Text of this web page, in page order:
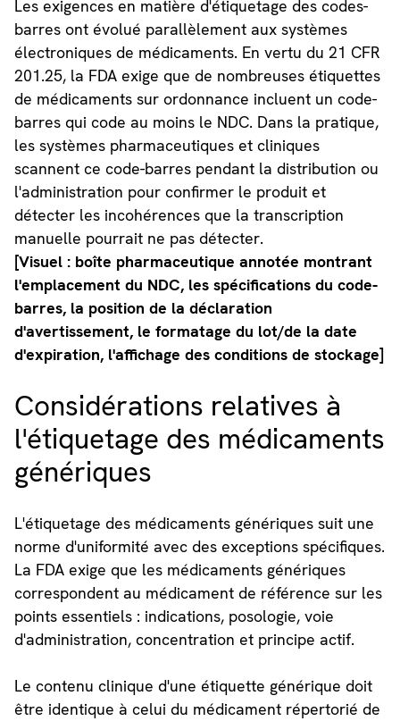
Les exigences en matière d'étiquetage des codes-
barres ont évolué parallèlement aux systèmes
électroniques de médicaments. En vertu du 21 CFR
201.25, la FDA exige que de nombreuses étiquettes
de médicaments sur ordonnance incluent un code-
barres qui code au moins le NDC. Dans la pratique,
les systèmes pharmaceutiques et cliniques
scannent ce code-barres pendant la distribution ou
l'administration pour confirmer le produit et
détecter les incohérences que la transcription
manuelle pourrait ne pas détecter.
[Visuel : boîte pharmaceutique annotée montrant
l'emplacement du NDC, les spécifications du code-
barres, la position de la déclaration
d'avertissement, le formatage du lot/de la date
d'expiration, l'affichage des conditions de stockage]
Considérations relatives à
l'étiquetage des médicaments
génériques
L'étiquetage des médicaments génériques suit une
norme d'uniformité avec des exceptions spécifiques.
La FDA exige que les médicaments génériques
correspondent au médicament de référence sur les
points essentiels : indications, posologie, voie
d'administration, concentration et principe actif.
Le contenu clinique d'une étiquette générique doit
être identique à celui du médicament répertorié de